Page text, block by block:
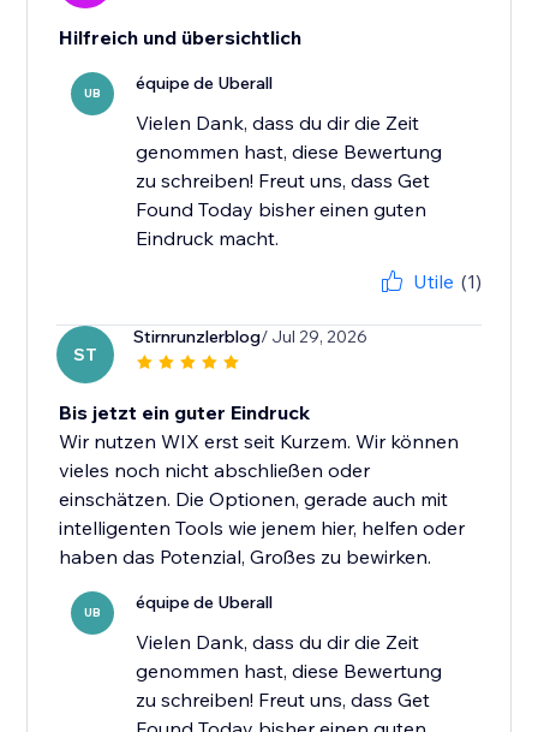
Hilfreich und übersichtlich
UB équipe de Uberall
Vielen Dank, dass du dir die Zeit
genommen hast, diese Bewertung
zu schreiben! Freut uns, dass Get
Found Today bisher einen guten
Eindruck macht.
Utile (1)
ST
Stirnrunzlerblog/ Jul 29, 2026
Bis jetzt ein guter Eindruck
Wir nutzen WIX erst seit Kurzem. Wir können
vieles noch nicht abschließen oder
einschätzen. Die Optionen, gerade auch mit
intelligenten Tools wie jenem hier, helfen oder
haben das Potenzial, Großes zu bewirken.
UB équipe de Uberall
Vielen Dank, dass du dir die Zeit
genommen hast, diese Bewertung
zu schreiben! Freut uns, dass Get